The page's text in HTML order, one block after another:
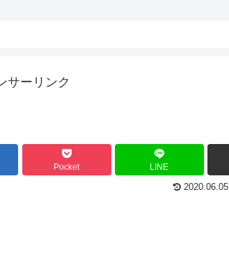
サーリンク
Pocket LINE
2020.06.05